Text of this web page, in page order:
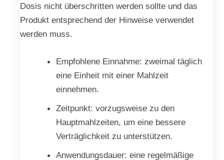
Dosis nicht überschritten werden sollte und das
Produkt entsprechend der Hinweise verwendet
werden muss.
Empfohlene Einnahme: zweimal täglich
eine Einheit mit einer Mahlzeit
einnehmen.
Zeitpunkt: vorzugsweise zu den
Hauptmahlzeiten, um eine bessere
Verträglichkeit zu unterstützen.
Anwendungsdauer: eine regelmäßige